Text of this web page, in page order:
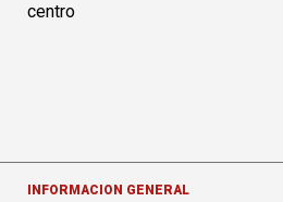
INFORMACION GENERAL